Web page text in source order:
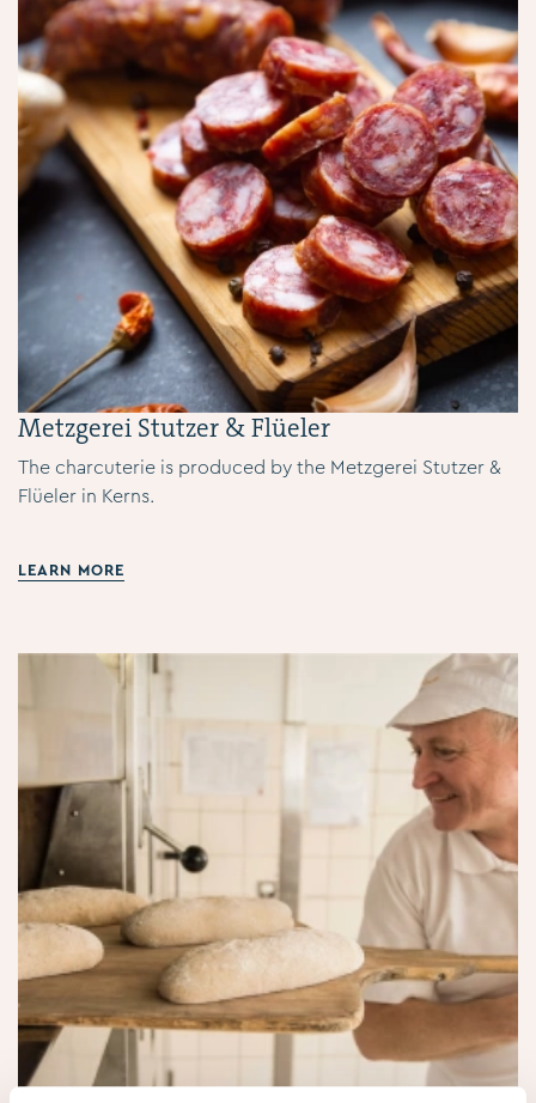
Metzgerei Stutzer & Flüeler
The charcuterie is produced by the Metzgerei Stutzer &
Flüeler in Kerns.
LEARN MORE